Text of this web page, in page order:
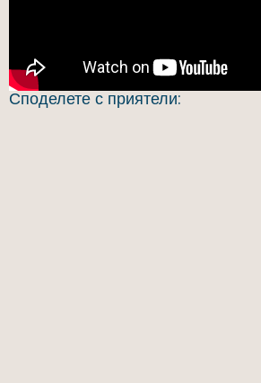
Споделете с приятели: